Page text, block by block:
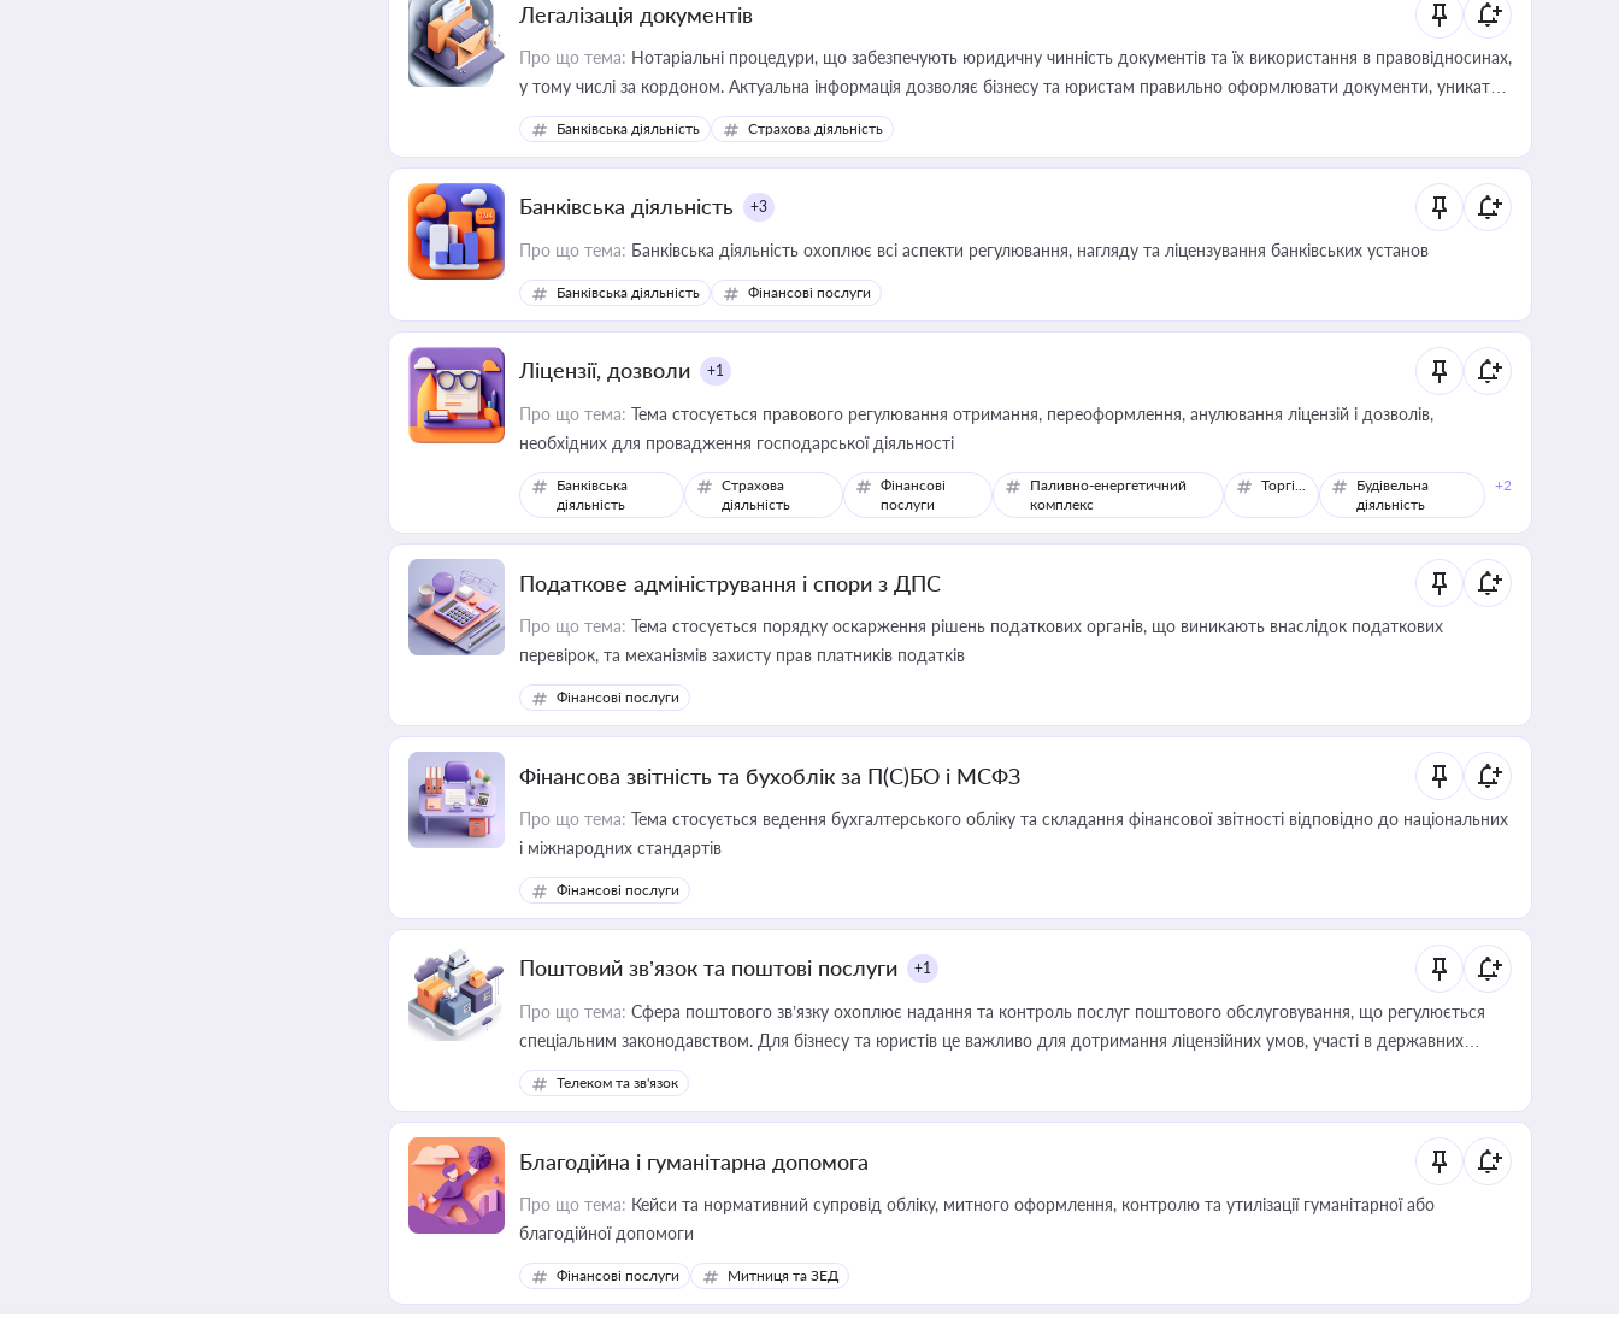
Легалізація документів
Про що тема: Нотаріальні процедури, що забезпечують юридичну чинність документів та їх використання в правовідносинах,
у тому числі за кордоном. Актуальна інформація дозволяє бізнесу та юристам правильно оформлювати документи, уникати
ризиків недійсності та забезпечувати їх належне прийняття органами влади та контрагентами
Банківська діяльність Страхова діяльність
Банківська діяльність +3
Про що тема: Банківська діяльність охоплює всі аспекти регулювання, нагляду та ліцензування банківських установ
Банківська діяльність Фінансові послуги
Ліцензії, дозволи +1
Про що тема: Тема стосується правового регулювання отримання, переоформлення, анулювання ліцензій і дозволів,
необхідних для провадження господарської діяльності
Банківська
діяльність
Страхова
діяльність
Фінансові
послуги
Паливно-енергетичний
комплекс
Торгівля
Будівельна
діяльність
+2
Податкове адміністрування і спори з ДПС
Про що тема: Тема стосується порядку оскарження рішень податкових органів, що виникають внаслідок податкових
перевірок, та механізмів захисту прав платників податків
Фінансові послуги
Фінансова звітність та бухоблік за П(С)БО і МСФЗ
Про що тема: Тема стосується ведення бухгалтерського обліку та складання фінансової звітності відповідно до національних
і міжнародних стандартів
Фінансові послуги
Поштовий зв’язок та поштові послуги +1
Про що тема: Сфера поштового зв’язку охоплює надання та контроль послуг поштового обслуговування, що регулюється
спеціальним законодавством. Для бізнесу та юристів це важливо для дотримання ліцензійних умов, участі в державних
реєстрах і забезпечення прав споживачів.
Телеком та зв'язок
Благодійна і гуманітарна допомога
Про що тема: Кейси та нормативний супровід обліку, митного оформлення, контролю та утилізації гуманітарної або
благодійної допомоги
Фінансові послуги Митниця та ЗЕД